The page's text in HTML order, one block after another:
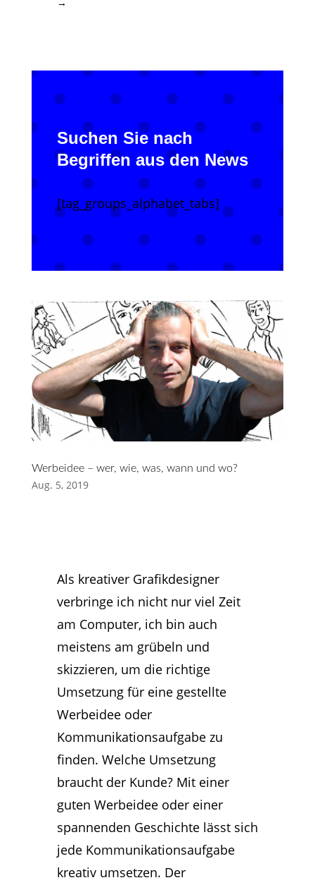
Suchen Sie nach
Begriffen aus den News
[tag_groups_alphabet_tabs]
Werbeidee – wer, wie, was, wann und wo?
Aug. 5, 2019
Als kreativer Grafikdesigner
verbringe ich nicht nur viel Zeit
am Computer, ich bin auch
meistens am grübeln und
skizzieren, um die richtige
Umsetzung für eine gestellte
Werbeidee oder
Kommunikationsaufgabe zu
finden. Welche Umsetzung
braucht der Kunde? Mit einer
guten Werbeidee oder einer
spannenden Geschichte lässt sich
jede Kommunikationsaufgabe
kreativ umsetzen. Der